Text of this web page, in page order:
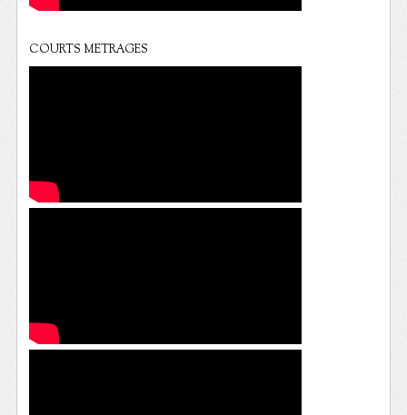
COURTS METRAGES